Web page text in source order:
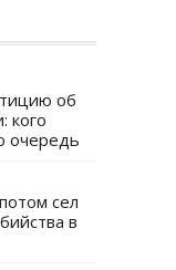
об
кого
очередь
сел
в